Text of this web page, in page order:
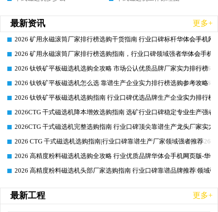
最新资讯 更多+
2026-06-26
2026 矿用永磁滚筒厂家排行榜选购干货指南 行业口碑标杆华体会手机网
2026-06-26
2026 矿用永磁滚筒厂家排行榜选购指南，行业口碑领域强者华体会手机
2026-06-26
2026 钛铁矿平板磁选机选购全攻略 市场公认优质品牌厂家实力排行榜
2026-06-26
2026 钛铁矿平板磁选机怎么选 靠谱生产企业实力排行榜选购参考攻略
2026-06-26
2026 钛铁矿平板磁选机选购指南 行业口碑优选品牌生产企业实力排行榜
2026-06-26
2026CTG 干式磁选机降本增效选购指南 选矿行业口碑稳定专业生产强者
2026-06-26
2026CTG 干式磁选机完整选购指南 行业口碑顶尖靠谱生产龙头厂家实力
2026-06-26
2026 CTG 干式磁选机选购指南|行业口碑靠谱生产厂家领域强者推荐
2026-06-26
2026 高精度粉料磁选机选购全攻略 行业优质品牌华体会手机网页版-华
2026-06-26
2026 高精度粉料磁选机头部厂家选购指南 行业口碑靠谱品牌推荐 领域
最新工程 更多+